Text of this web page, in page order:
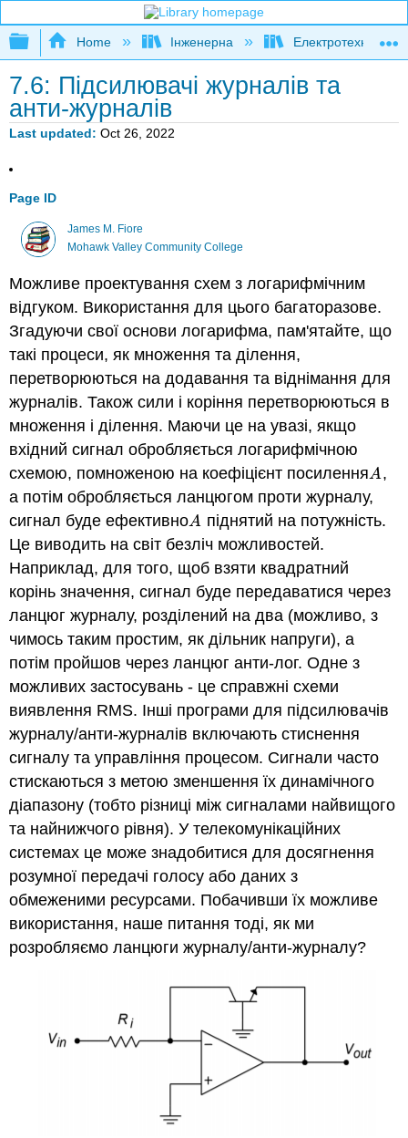
Expand/collapse global hierarchy
Home Інженерна Електротехніка
7.6: Підсилювачі журналів та
анти-журналів
Last updated Oct 26, 2022
Page ID
James M. Fiore
Mohawk Valley Community College
Можливе проектування схем з логарифмічним
відгуком. Використання для цього багаторазове.
Згадуючи свої основи логарифма, пам'ятайте, що
такі процеси, як множення та ділення,
перетворюються на додавання та віднімання для
журналів. Також сили і коріння перетворюються в
множення і ділення. Маючи це на увазі, якщо
вхідний сигнал обробляється логарифмічною
схемою, помноженою на коефіцієнт посиленняA
A,
а потім обробляється ланцюгом проти журналу,
сигнал буде ефективноA
A піднятий на потужність.
Це виводить на світ безліч можливостей.
Наприклад, для того, щоб взяти квадратний
корінь значення, сигнал буде передаватися через
ланцюг журналу, розділений на два (можливо, з
чимось таким простим, як дільник напруги), а
потім пройшов через ланцюг анти-лог. Одне з
можливих застосувань - це справжні схеми
виявлення RMS. Інші програми для підсилювачів
журналу/анти-журналів включають стиснення
сигналу та управління процесом. Сигнали часто
стискаються з метою зменшення їх динамічного
діапазону (тобто різниці між сигналами найвищого
та найнижчого рівня). У телекомунікаційних
системах це може знадобитися для досягнення
розумної передачі голосу або даних з
обмеженими ресурсами. Побачивши їх можливе
використання, наше питання тоді, як ми
розробляємо ланцюги журналу/анти-журналу?